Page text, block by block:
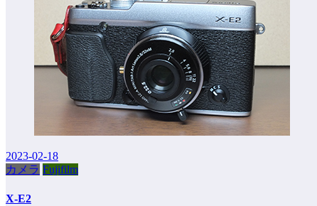
2023-02-18
カメラ Fujifilm
X-E2